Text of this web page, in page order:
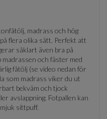
madrass och hög
flera olika sätt. Perfekt att
såklart även bra på
och fäster med
fåtölj (se video nedan för
som madrass viker du ut
bekväm och tjock
avslappning. Fotpallen kan
sittpuff.